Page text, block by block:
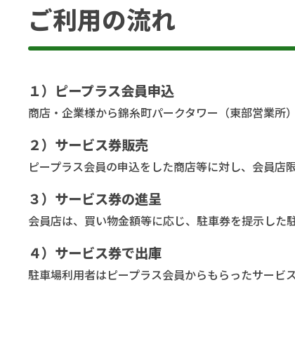
ご利用の流れ
１）ピープラス会員申込
商店・企業様から錦糸町パークタワー（東部営業所
２）サービス券販売
ピープラス会員の申込をした商店等に対し、会員店
３）サービス券の進呈
会員店は、買い物金額等に応じ、駐車券を提示した
４）サービス券で出庫
駐車場利用者はピープラス会員からもらったサービ